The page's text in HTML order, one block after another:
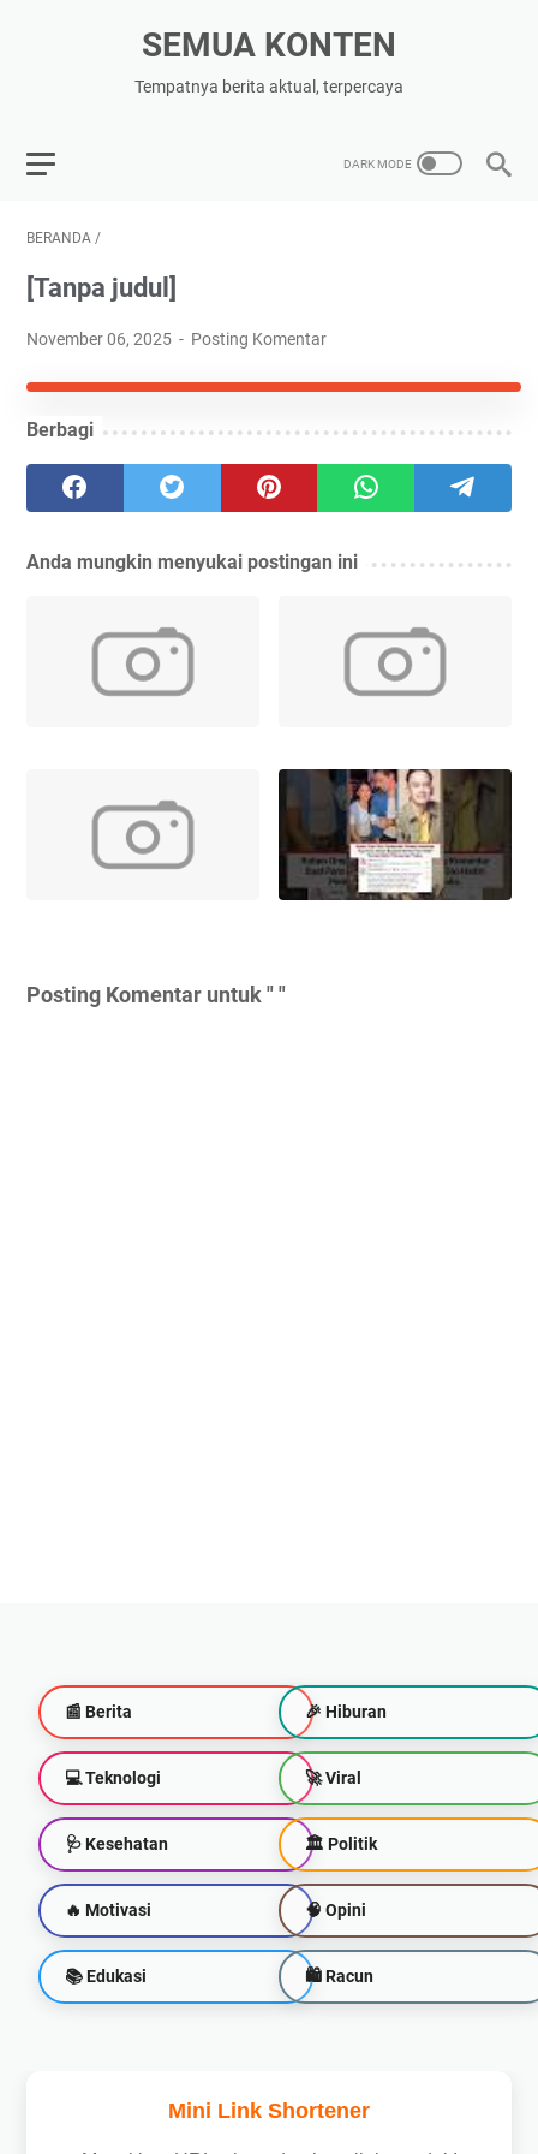
SEMUA KONTEN
Tempatnya berita aktual, terpercaya
BERANDA /
[Tanpa judul]
November 06, 2025 Posting Komentar
Beli di Shopee
Beli di Tiktok
Beli di Lazada
Berbagi
Anda mungkin menyukai postingan ini
Posting Komentar untuk " "
📰 Berita
💻 Teknologi
🩺 Kesehatan
🔥 Motivasi
📚 Edukasi
🎉 Hiburan
🚀 Viral
🏛️ Politik
🧠 Opini
🛍 Racun
Mini Link Shortener